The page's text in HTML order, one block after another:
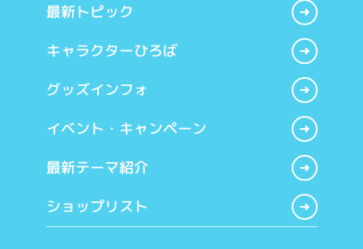
最新トピック
キャラクターひろば
グッズインフォ
イベント・キャンペーン
最新テーマ紹介
ショップリスト